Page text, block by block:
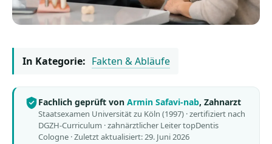
In Kategorie: Fakten & Abläufe
Fachlich geprüft von Armin Safavi-nab, Zahnarzt
Staatsexamen Universität zu Köln (1997) · zertifiziert nach
DGZH-Curriculum · zahnärztlicher Leiter topDentis
Cologne ·Zuletzt aktualisiert: 29. Juni 2026